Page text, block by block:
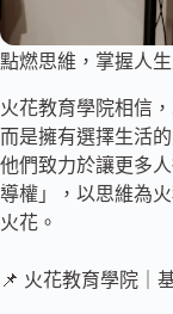
點燃思維，掌握人
火花教育學院相信
而是擁有選擇生活的
他們致力於讓更多
導權」，以思維為
火花。
📌 火花教育學院｜